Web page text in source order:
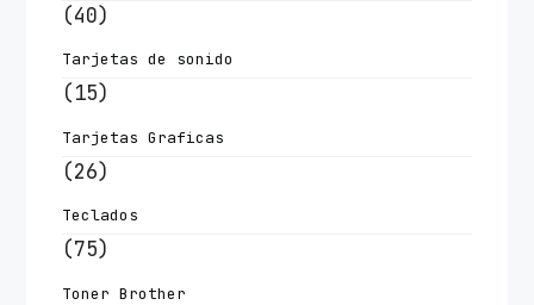
(40)
Tarjetas de sonido
(15)
Tarjetas Graficas
(26)
Teclados
(75)
Toner Brother